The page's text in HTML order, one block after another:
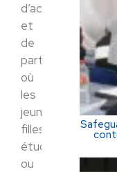
d’accueil
et
de
partage,
où
les
jeunes
filles,
étudiantes
ou